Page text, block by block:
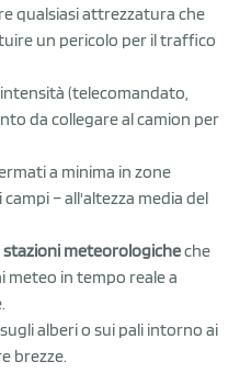
qualsiasi attrezzatura che
un pericolo per il traffico
(telecomandato,
da collegare al camion per
a minima in zone
– all'altezza media del
stazioni meteorologicheche
meteo in tempo reale a
sugli alberi o sui pali intorno ai
brezze.